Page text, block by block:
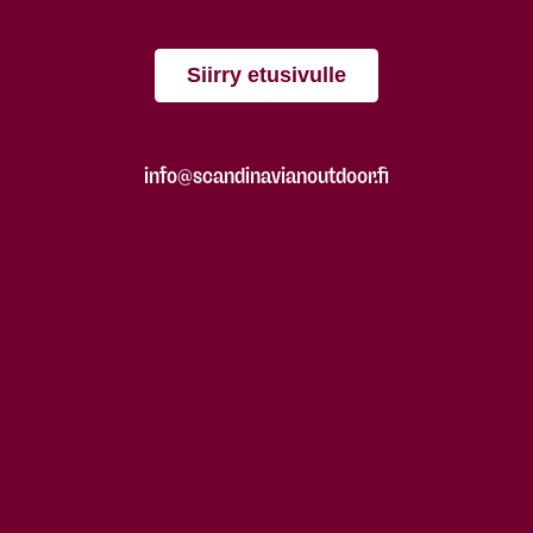
Siirry etusivulle
info@scandinavianoutdoor.fi